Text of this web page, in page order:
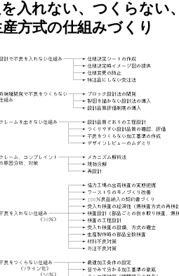
入れない、つくらない
方式の仕組みづくり